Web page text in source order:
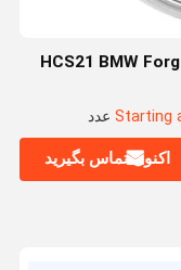
HCS21 BMW
اکنون تماس بگیرید